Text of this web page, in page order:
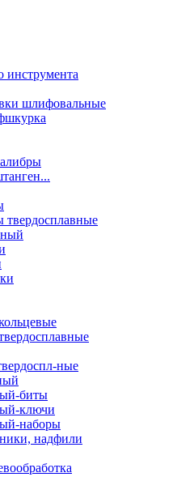
инструмента
шлифовальные
ные
биты
ключи
наборы
надфили